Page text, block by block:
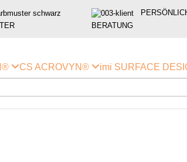
BERATUNG
CS ACROVYN® imi SURFACE